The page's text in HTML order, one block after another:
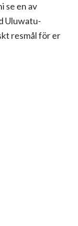
se en av
Uluwatu-
resmål för er